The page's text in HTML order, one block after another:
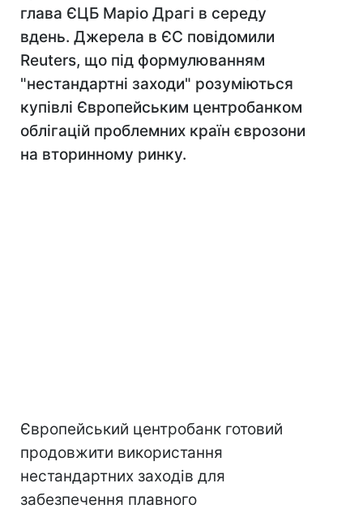
глава ЄЦБ Маріо Драгі в середу
вдень. Джерела в ЄС повідомили
Reuters, що під формулюванням
"нестандартні заходи" розуміються
купівлі Європейським центробанком
облігацій проблемних країн єврозони
на вторинному ринку.
Європейський центробанк готовий
продовжити використання
нестандартних заходів для
забезпечення плавного